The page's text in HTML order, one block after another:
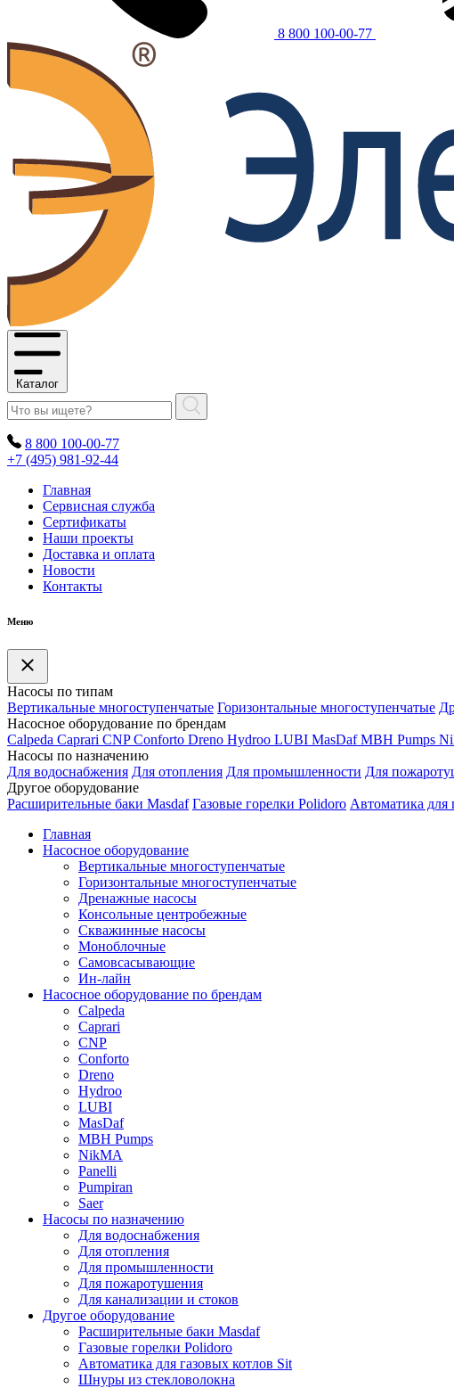
8 800 100-00-77
Каталог
8 800 100-00-77
+7 (495) 981-92-44
Главная
Сервисная служба
Сертификаты
Наши проекты
Доставка и оплата
Новости
Контакты
Меню
Насосы по типам
Вертикальные многоступенчатые Горизонтальные многоступенчатые
Насосное оборудование по брендам
Calpeda Caprari CNP Conforto Dreno Hydroo LUBI MasDaf MBH Pumps
Насосы по назначению
Для водоснабжения Для отопления Для промышленности Для
Другое оборудование
Расширительные баки Masdaf Газовые горелки Polidoro Автоматика для
Главная
Насосное оборудование
Вертикальные многоступенчатые
Горизонтальные многоступенчатые
Дренажные насосы
Консольные центробежные
Скважинные насосы
Моноблочные
Самовсасывающие
Ин-лайн
Насосное оборудование по брендам
Calpeda
Caprari
CNP
Conforto
Dreno
Hydroo
LUBI
MasDaf
MBH Pumps
NikMA
Panelli
Pumpiran
Saer
Насосы по назначению
Для водоснабжения
Для отопления
Для промышленности
Для пожаротушения
Для канализации и стоков
Другое оборудование
Расширительные баки Masdaf
Газовые горелки Polidoro
Автоматика для газовых котлов Sit
Шнуры из стекловолокна